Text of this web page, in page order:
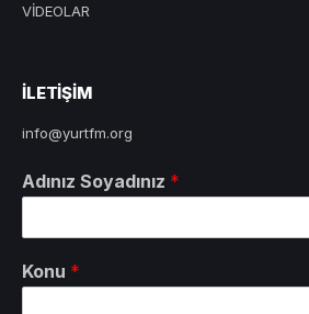
VİDEOLAR
ILETIŞIM
info@yurtfm.org
Adınız Soyadınız *
Konu *